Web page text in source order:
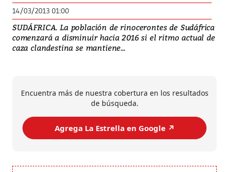
14/03/2013 01:00
SUDÁFRICA. La población de rinocerontes de Sudáfrica
comenzará a disminuir hacia 2016 si el ritmo actual de
caza clandestina se mantiene...
Encuentra más de nuestra cobertura en los resultados
de búsqueda.
Agrega La Estrella en Google ↗️